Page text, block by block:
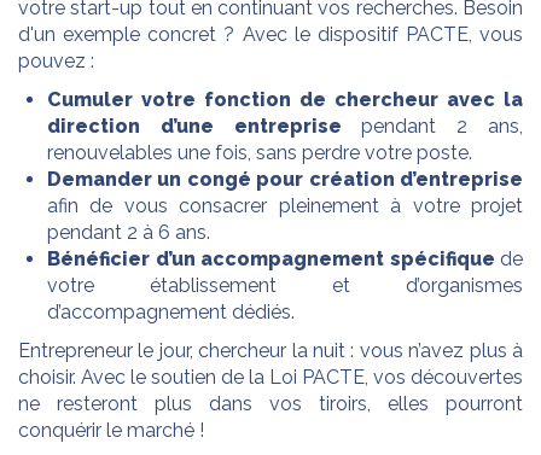
votre start-up tout en continuant vos recherches. Besoin
d'un exemple concret ? Avec le dispositif PACTE, vous
pouvez :
Cumuler votre fonction de chercheur avec la
direction d’une entreprise pendant 2 ans,
renouvelables une fois, sans perdre votre poste.
Demander un congé pour création d’entreprise
afin de vous consacrer pleinement à votre projet
pendant 2 à 6 ans.
Bénéficier d’un accompagnement spécifique de
votre établissement et d’organismes
d’accompagnement dédiés.
Entrepreneur le jour, chercheur la nuit : vous n’avez plus à
choisir. Avec le soutien de la Loi PACTE, vos découvertes
ne resteront plus dans vos tiroirs, elles pourront
conquérir le marché !